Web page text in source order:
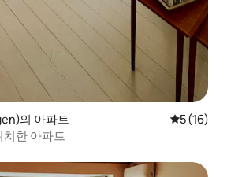
의 아파트 평점 5점
5 (16)
한 아파트